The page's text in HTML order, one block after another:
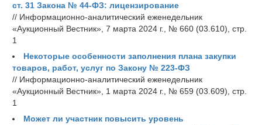
ст. 31 Закона № 44-ФЗ: лицензирование
// Информационно-аналитический еженедельник
«Аукционный Вестник», 7 марта 2024 г., № 660 (03.610), стр.
1
Некоторые особенности заполнения плана закупки
товаров, работ, услуг по Закону № 223-ФЗ
// Информационно-аналитический еженедельник
«Аукционный Вестник», 1 марта 2024 г., № 659 (03.609), стр.
1
Может ли участник повысить уровень